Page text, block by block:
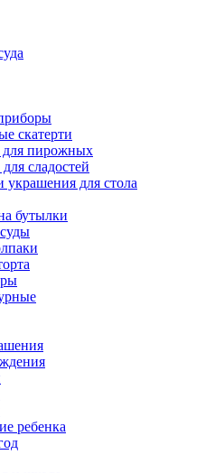
скатерти
для пирожных
сладостей
украшения для стола
бутылки
ребенка